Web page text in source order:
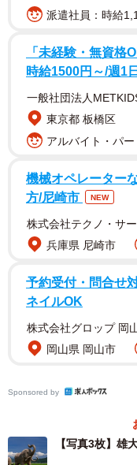
電車に乗っていたら、田
提供
田んぼの中に、デン
ど色々な疑問が湧き上
子さんは、車内でと
ってしまったそう。
派遣社員：時給
「未経験・無資格
時給1500円～/週1
一般社団法人
東京都 板橋区
アルバイト・パ
機械オペレーター
方/尼崎市
NEW
株式会社テクノ・サ
兵庫県 尼崎市
予約受付・問合せ
ネイルOK
株式会社グロップ 岡
岡山県 岡山市
Sponsored by
【写真3枚】雄